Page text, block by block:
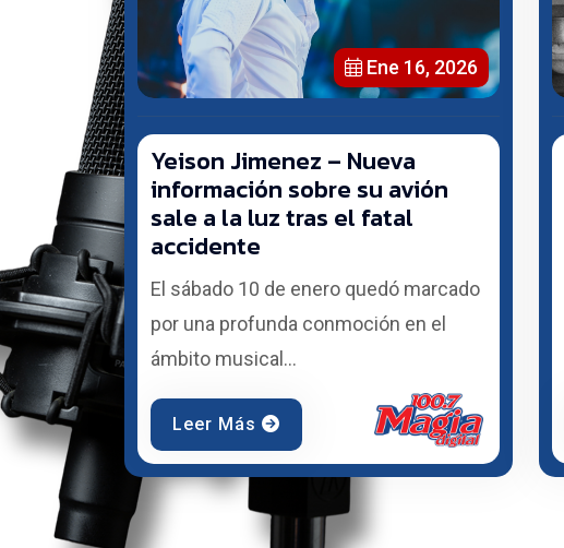
Ene 16, 2026
Yeison Jimenez – Nueva
información sobre su avión
sale a la luz tras el fatal
accidente
El sábado 10 de enero quedó marcado
por una profunda conmoción en el
ámbito musical...
Leer Más